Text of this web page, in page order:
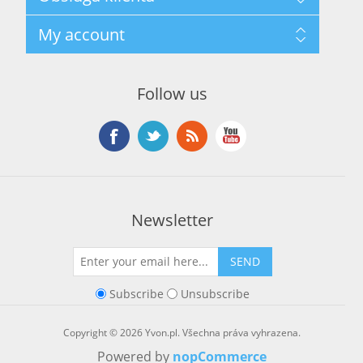
Podmínky použití
O Společnosti
Kontakt
Nowości
Blog
My account
Follow us
Newsletter
SEND
Subscribe Unsubscribe
Copyright © 2026 Yvon.pl. Všechna práva vyhrazena.
Powered by nopCommerce